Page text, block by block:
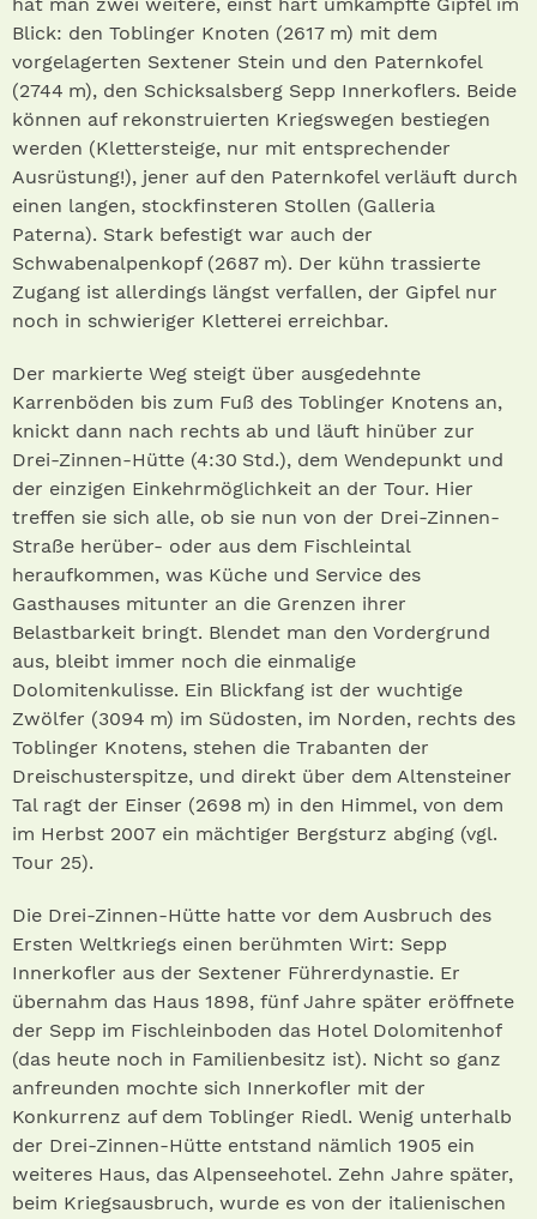
hat man zwei weitere, einst hart umkämpfte Gipfel im
Blick: den Toblinger Knoten (2617 m) mit dem
vorgelagerten Sextener Stein und den Paternkofel
(2744 m), den Schicksalsberg Sepp Innerkoflers. Beide
können auf rekonstruierten Kriegswegen bestiegen
werden (Klettersteige, nur mit entsprechender
Ausrüstung!), jener auf den Paternkofel verläuft durch
einen langen, stockfinsteren Stollen (Galleria
Paterna). Stark befestigt war auch der
Schwabenalpenkopf (2687 m). Der kühn trassierte
Zugang ist allerdings längst verfallen, der Gipfel nur
noch in schwieriger Kletterei erreichbar.
Der markierte Weg steigt über ausgedehnte
Karrenböden bis zum Fuß des Toblinger Knotens an,
knickt dann nach rechts ab und läuft hinüber zur
Drei-Zinnen-Hütte (4:30 Std.), dem Wendepunkt und
der einzigen Einkehrmöglichkeit an der Tour. Hier
treffen sie sich alle, ob sie nun von der Drei-Zinnen-
Straße herüber- oder aus dem Fischleintal
heraufkommen, was Küche und Service des
Gasthauses mitunter an die Grenzen ihrer
Belastbarkeit bringt. Blendet man den Vordergrund
aus, bleibt immer noch die einmalige
Dolomitenkulisse. Ein Blickfang ist der wuchtige
Zwölfer (3094 m) im Südosten, im Norden, rechts des
Toblinger Knotens, stehen die Trabanten der
Dreischusterspitze, und direkt über dem Altensteiner
Tal ragt der Einser (2698 m) in den Himmel, von dem
im Herbst 2007 ein mächtiger Bergsturz abging (vgl.
Tour 25).
Die Drei-Zinnen-Hütte hatte vor dem Ausbruch des
Ersten Weltkriegs einen berühmten Wirt: Sepp
Innerkofler aus der Sextener Führerdynastie. Er
übernahm das Haus 1898, fünf Jahre später eröffnete
der Sepp im Fischleinboden das Hotel Dolomitenhof
(das heute noch in Familienbesitz ist). Nicht so ganz
anfreunden mochte sich Innerkofler mit der
Konkurrenz auf dem Toblinger Riedl. Wenig unterhalb
der Drei-Zinnen-Hütte entstand nämlich 1905 ein
weiteres Haus, das Alpenseehotel. Zehn Jahre später,
beim Kriegsausbruch, wurde es von der italienischen